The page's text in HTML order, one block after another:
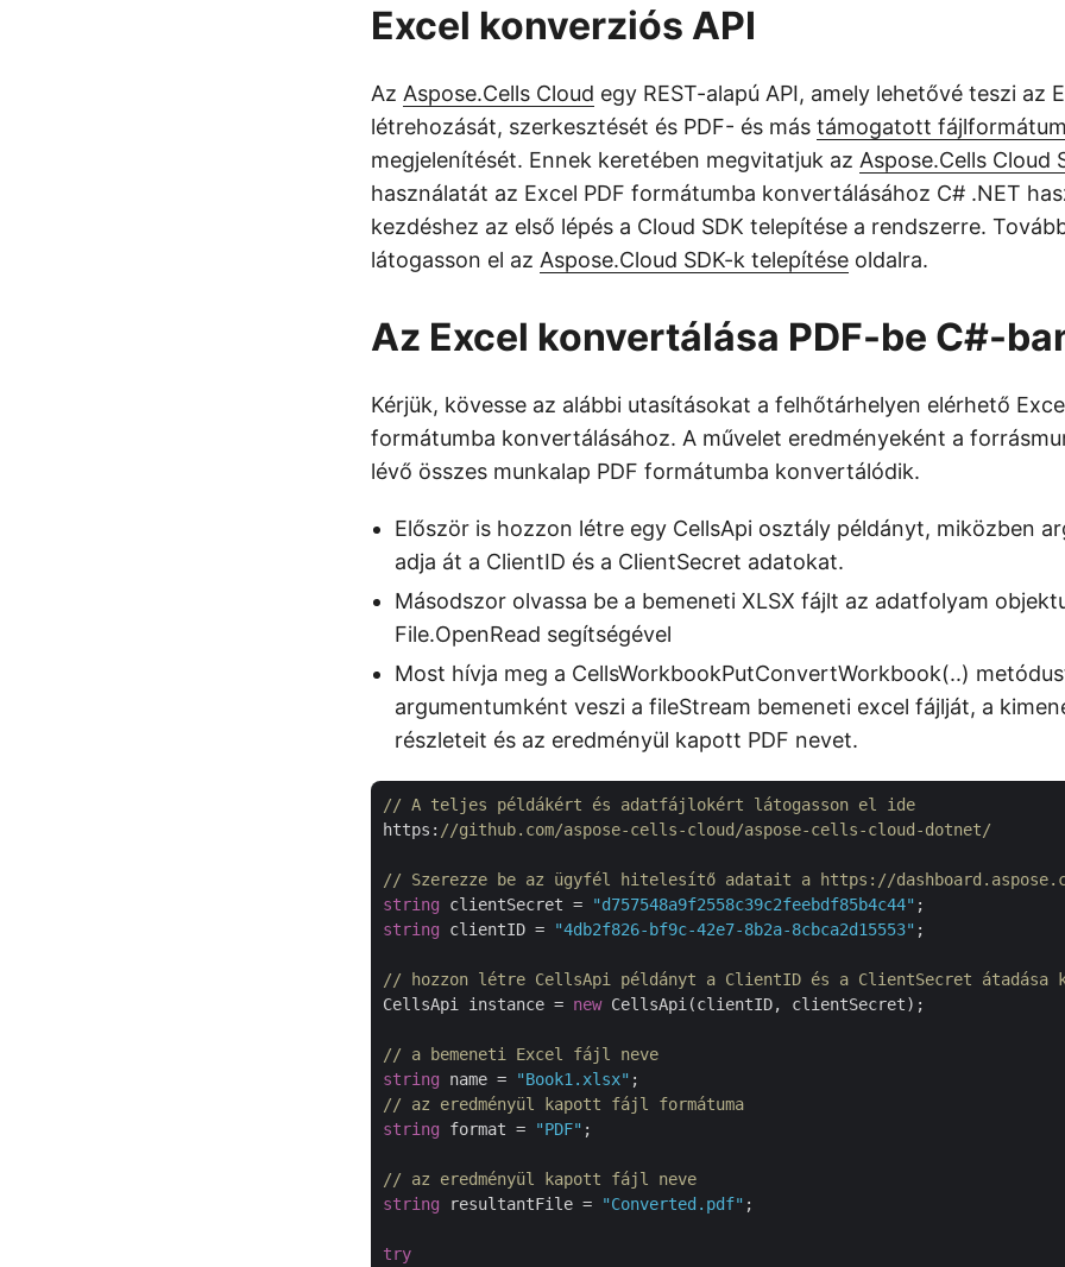
Excel konverziós API
Az Aspose.Cells Cloud egy REST-alapú API, amely lehetővé teszi az
létrehozását, szerkesztését és PDF- és más támogatott
megjelenítését. Ennek keretében megvitatjuk az Aspose.Cells Cloud
használatát az Excel PDF formátumba konvertálásához C# .NET
kezdéshez az első lépés a Cloud SDK telepítése a rendszerre.
látogasson el az Aspose.Cloud SDK-k telepítése oldalra.
Az Excel konvertálása PDF-be C#-
Kérjük, kövesse az alábbi utasításokat a felhőtárhelyen elérhető
formátumba konvertálásához. A művelet eredményeként a
lévő összes munkalap PDF formátumba konvertálódik.
Először is hozzon létre egy CellsApi osztály példányt, miközben
adja át a ClientID és a ClientSecret adatokat.
Másodszor olvassa be a bemeneti XLSX fájlt az adatfolyam
File.OpenRead segítségével
Most hívja meg a CellsWorkbookPutConvertWorkbook(..)
argumentumként veszi a fileStream bemeneti excel fájlját, a
részleteit és az eredményül kapott PDF nevet.
// A teljes példákért és adatfájlokért látogasson el ide
https: //github.com/aspose-cells-cloud/aspose-cells-cloud-dotnet/
// Szerezze be az ügyfél hitelesítő adatait a https://
string clientSecret = "d757548a9f2558c39c2feebdf85b4c44"
string clientID = "4db2f826-bf9c-42e7-8b2a-8cbca2d15553" ;
// hozzon létre CellsApi példányt a ClientID és a ClientSecret átadása
CellsApi instance = new CellsApi(clientID, clientSecret);
// a bemeneti Excel fájl neve
string name = "Book1.xlsx"
// az eredményül kapott fájl formátuma
string format = "PDF" ;
// az eredményül kapott fájl neve
string resultantFile = "Converted.pdf" ;
try